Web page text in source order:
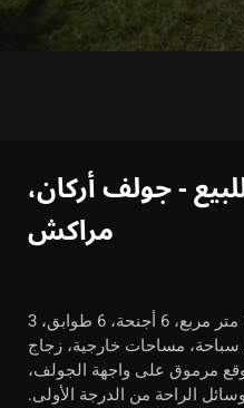
- جولف أركان،
مراكش
فيلا أرغان جولف مراكش، 1300 متر مربع، 6 أجنحة، 6 طوابق، 3
سباحة، مساحات خارجية، زجاج
مرموق على واجهة الجولف،
الراحة من الدرجة الأولى.